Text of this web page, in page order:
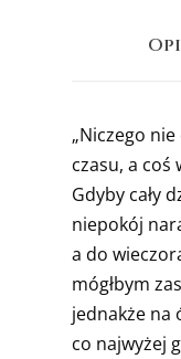
„Niczego
czasu, a
Gdyby cały
niepokój
a do
mógłbym
jednakże na
co najwyżej